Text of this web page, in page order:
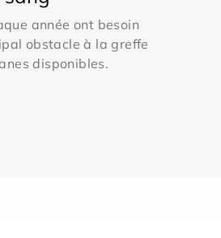
année ont besoin
obstacle à la greffe
disponibles.